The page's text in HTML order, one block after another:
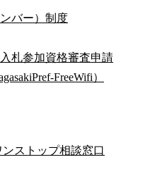
バー）制度
札参加資格審査申請
FreeWifi）
ンストップ相談窓口